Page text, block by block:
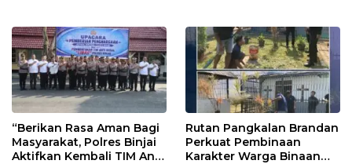
“Berikan Rasa Aman Bagi
Masyarakat, Polres Binjai
Aktifkan Kembali TIM Anti
Rutan Pangkalan Brandan
Perkuat Pembinaan
Karakter Warga Binaan